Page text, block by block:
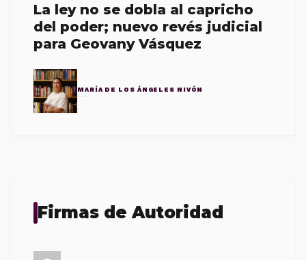
La ley no se dobla al capricho
del poder; nuevo revés judicial
para Geovany Vásquez
MARÍA DE LOS ÁNGELES NIVÓN
Firmas de Autoridad